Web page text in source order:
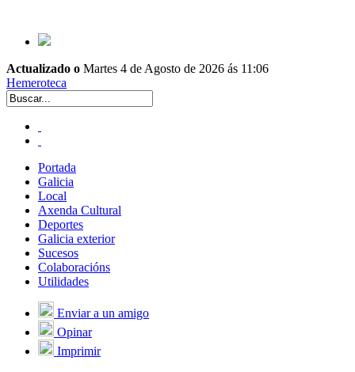
Actualizado o Martes 4 de Agosto de 2026 ás 11:06
Hemeroteca
Portada
Galicia
Local
Axenda Cultural
Deportes
Galicia exterior
Sucesos
Colaboracións
Utilidades
Enviar a un amigo
Opinar
Imprimir